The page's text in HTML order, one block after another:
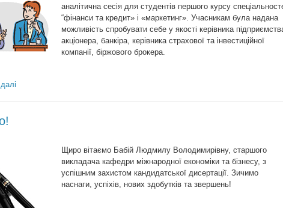
аналітична сесія для студентів першого курсу
“фінанси та кредит» і «маркетинг». Учасникам була надана
можливість спробувати себе у якості керівника
акціонера, банкіра, керівника страхової та інвестиційної
компанії, біржового брокера.
Щиро вітаємо Бабій Людмилу Володимирівну, старшого
викладача кафедри міжнародної економіки та бізнесу, з
успішним захистом кандидатської дисертації. Зичимо
наснаги, успіхів, нових здобутків та звершень!